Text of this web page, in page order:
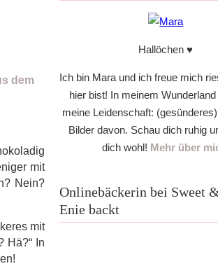
mit
Nein?
mit
Hä?“ In
Hallöchen ♥
Ich bin Mara und ich freue mich
hier bist! In meinem
meine Leidenschaft:
Bilder davon. Schau dich ruhig
dich wohl! Mehr über
Onlinebäckerin bei Sweet
Enie backt